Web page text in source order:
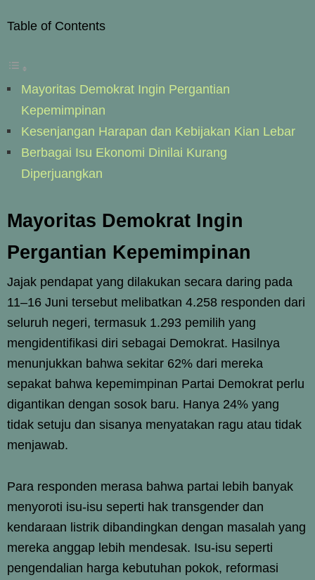
Table of Contents
Mayoritas Demokrat Ingin Pergantian
Kepemimpinan
Kesenjangan Harapan dan Kebijakan Kian Lebar
Berbagai Isu Ekonomi Dinilai Kurang
Diperjuangkan
Mayoritas Demokrat Ingin
Pergantian Kepemimpinan
Jajak pendapat yang dilakukan secara daring pada
11–16 Juni tersebut melibatkan 4.258 responden dari
seluruh negeri, termasuk 1.293 pemilih yang
mengidentifikasi diri sebagai Demokrat. Hasilnya
menunjukkan bahwa sekitar 62% dari mereka
sepakat bahwa kepemimpinan Partai Demokrat perlu
digantikan dengan sosok baru. Hanya 24% yang
tidak setuju dan sisanya menyatakan ragu atau tidak
menjawab.
Para responden merasa bahwa partai lebih banyak
menyoroti isu-isu seperti hak transgender dan
kendaraan listrik dibandingkan dengan masalah yang
mereka anggap lebih mendesak. Isu-isu seperti
pengendalian harga kebutuhan pokok, reformasi